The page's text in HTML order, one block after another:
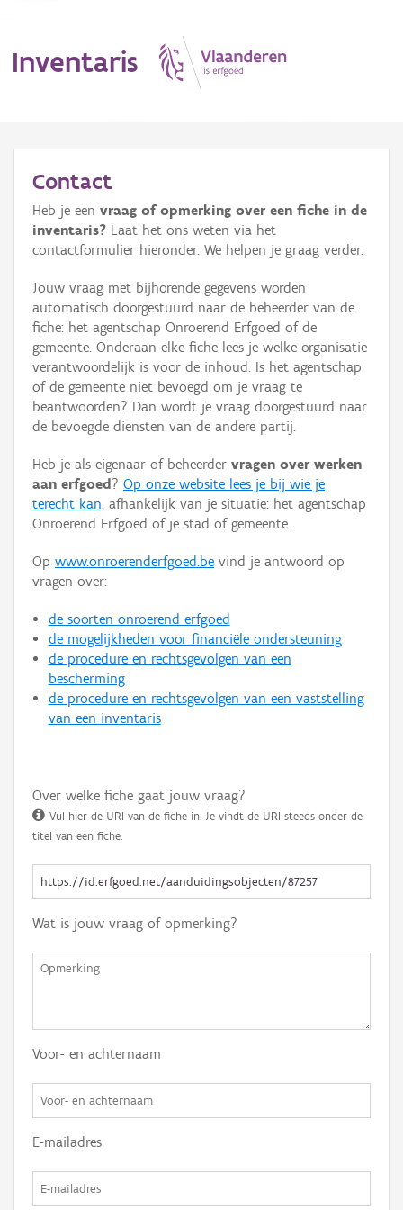
Inventaris
Erfgoedobject
Aanduidingsobject
Waarneming
Thema
Gebeurtenis
Persoon of collectief
Hergebruik
Aanmelden
Contact
Heb je een vraag of opmerking over een fiche in de
inventaris? Laat het ons weten via het
contactformulier hieronder. We helpen je graag verder.
Jouw vraag met bijhorende gegevens worden
automatisch doorgestuurd naar de beheerder van de
fiche: het agentschap Onroerend Erfgoed of de
gemeente. Onderaan elke fiche lees je welke organisatie
verantwoordelijk is voor de inhoud. Is het agentschap
of de gemeente niet bevoegd om je vraag te
beantwoorden? Dan wordt je vraag doorgestuurd naar
de bevoegde diensten van de andere partij.
Heb je als eigenaar of beheerder vragen over werken
aan erfgoed ? Op onze website lees je bij wie je
terecht kan, afhankelijk van je situatie: het agentschap
Onroerend Erfgoed of je stad of gemeente.
Op www.onroerenderfgoed.be vind je antwoord op
vragen over:
de soorten onroerend erfgoed
de mogelijkheden voor financiële ondersteuning
de procedure en rechtsgevolgen van een
bescherming
de procedure en rechtsgevolgen van een vaststelling
van een inventaris
Over welke fiche gaat jouw vraag?
Vul hier de URI van de fiche in. Je vindt de URI steeds onder de
titel van een fiche.
Wat is jouw vraag of opmerking?
Voor- en achternaam
E-mailadres